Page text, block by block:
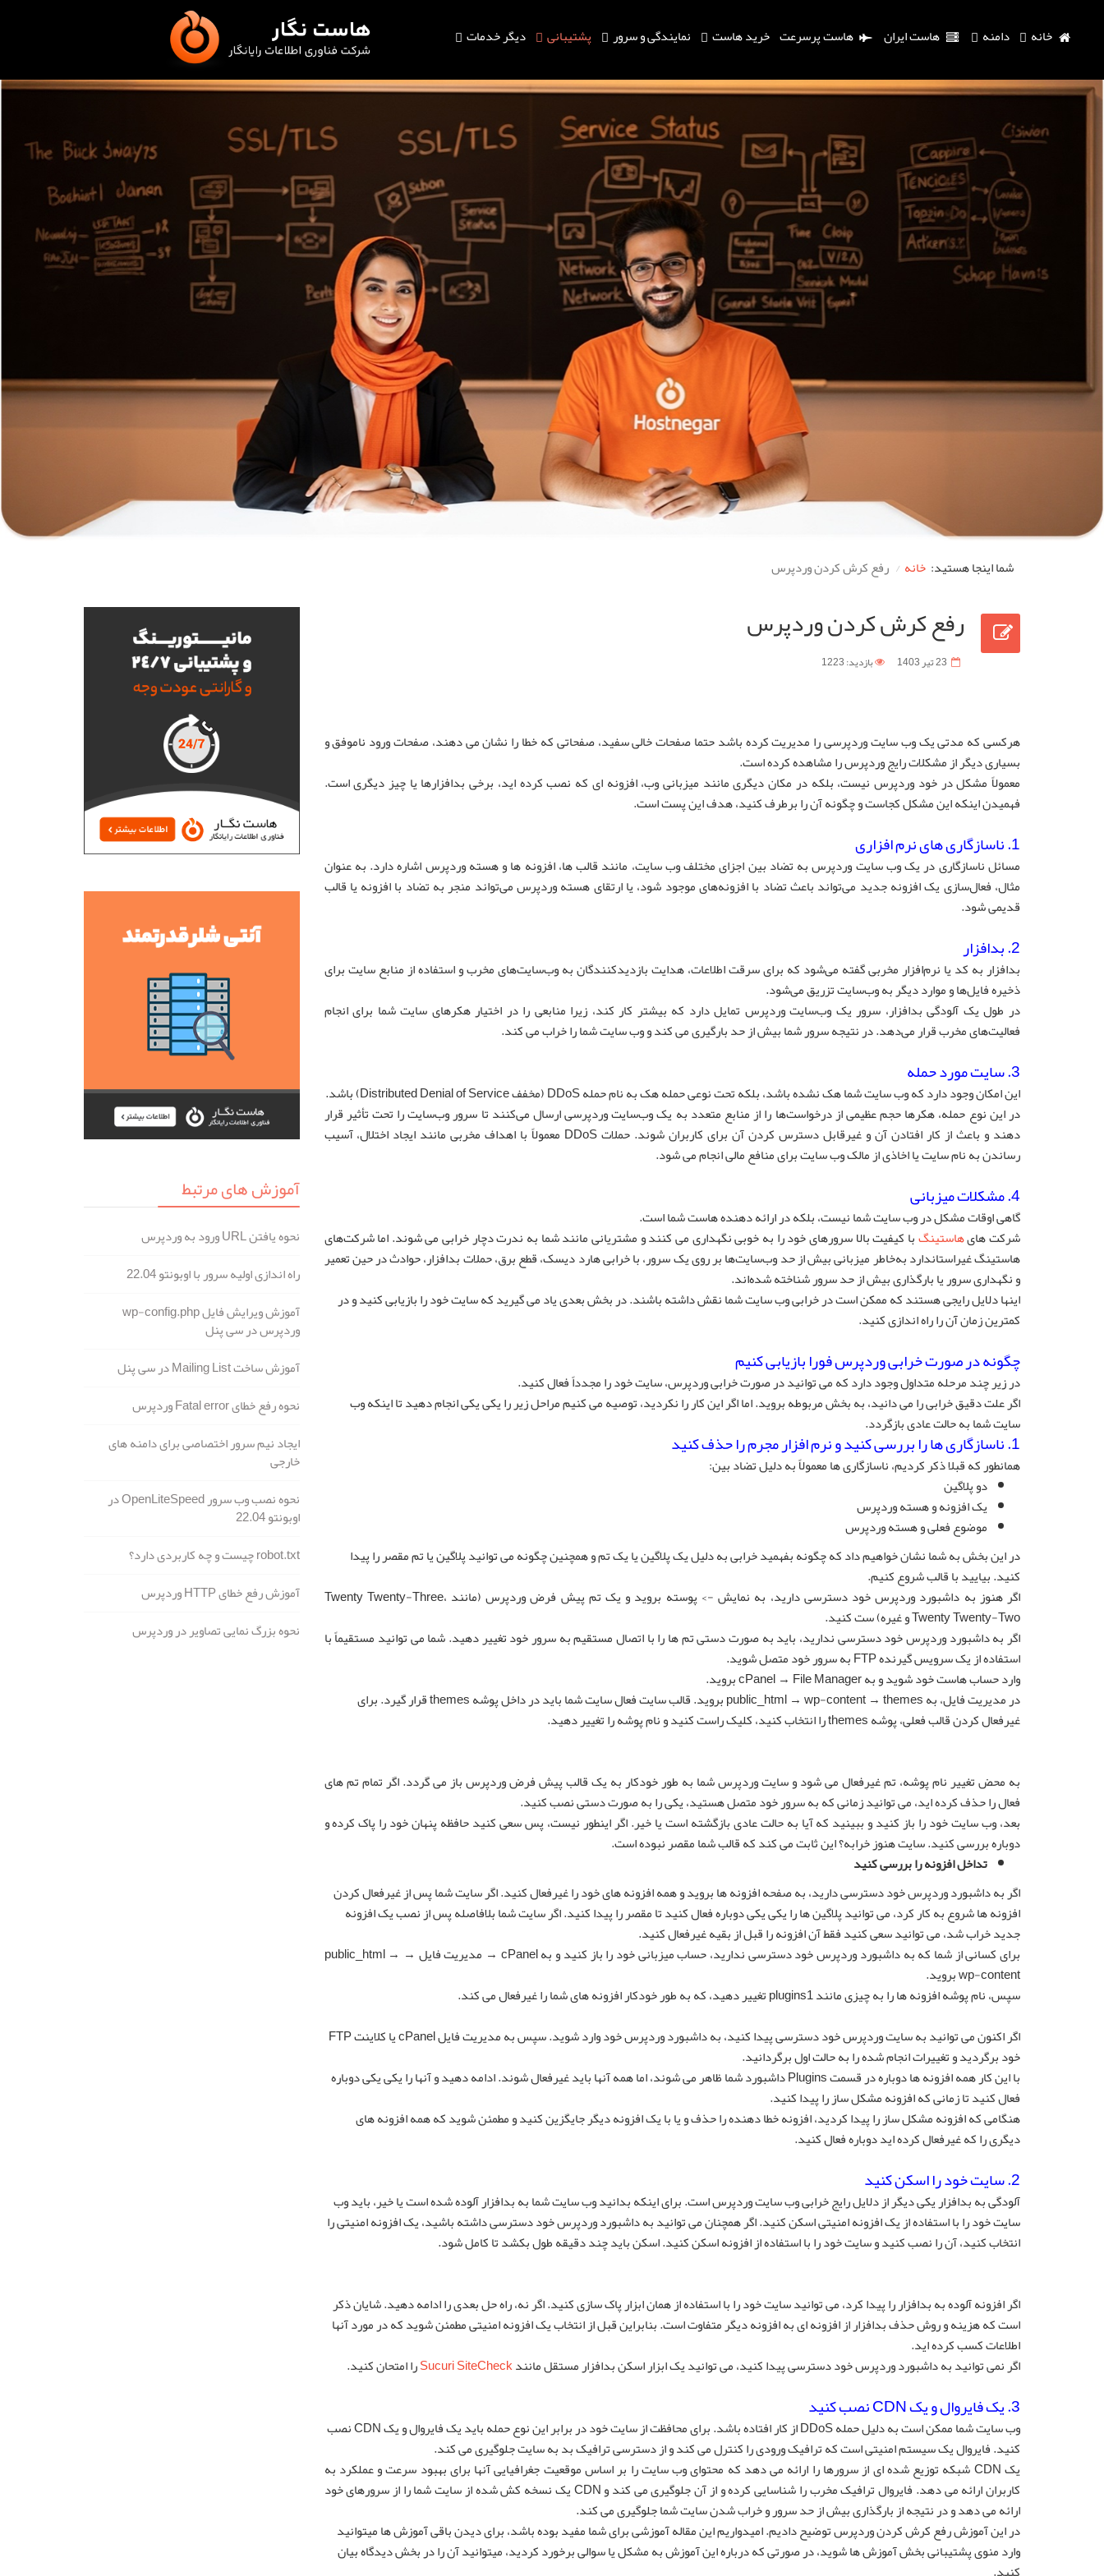
خانه دامنه هاست ایران هاست پرسرعت خرید هاست نمایندگی و سرور پشتیبانی دیگر خدمات
شما اینجا هستید: خانه رفع کرش کردن وردپرس
رفع کرش کردن وردپرس
23 تیر 1403 بازدید: 1223
هرکسی که مدتی یک وب سایت وردپرسی را مدیریت کرده باشد حتما صفحات خالی سفید، صفحاتی که خطا را نشان می دهند، صفحات ورود ناموفق و
بسیاری دیگر از مشکلات رایج وردپرس را مشاهده کرده است.
معمولاً مشکل در خود وردپرس نیست، بلکه در مکان دیگری مانند میزبانی وب، افزونه ای که نصب کرده اید، برخی بدافزارها یا چیز دیگری است.
فهمیدن اینکه این مشکل کجاست و چگونه آن را برطرف کنید، هدف این پست است.
1. ناسازگاری های نرم افزاری
مسائل ناسازگاری در یک وب سایت وردپرس به تضاد بین اجزای مختلف وب سایت، مانند قالب ها، افزونه ها و هسته وردپرس اشاره دارد. به عنوان
مثال، فعال‌سازی یک افزونه جدید می‌تواند باعث تضاد با افزونه‌های موجود شود، یا ارتقای هسته وردپرس می‌تواند منجر به تضاد با افزونه یا قالب
قدیمی شود.
2. بدافزار
بدافزار به کد یا نرم‌افزار مخربی گفته می‌شود که برای سرقت اطلاعات، هدایت بازدیدکنندگان به وب‌سایت‌های مخرب و استفاده از منابع سایت برای
ذخیره فایل‌ها و موارد دیگر به وب‌سایت تزریق می‌شود.
در طول یک آلودگی بدافزار، سرور یک وب‌سایت وردپرس تمایل دارد که بیشتر کار کند، زیرا منابعی را در اختیار هکرهای سایت شما برای انجام
فعالیت‌های مخرب قرار می‌دهد. در نتیجه سرور شما بیش از حد بارگیری می کند و وب سایت شما را خراب می کند.
3. سایت مورد حمله
این امکان وجود دارد که وب سایت شما هک نشده باشد، بلکه تحت نوعی حمله هک به نام حمله DDoS (مخفف Distributed Denial of Service) باشد.
در این نوع حمله، هکرها حجم عظیمی از درخواست‌ها را از منابع متعدد به یک وب‌سایت وردپرسی ارسال می‌کنند تا سرور وب‌سایت را تحت تأثیر قرار
دهند و باعث از کار افتادن آن و غیرقابل دسترس کردن آن برای کاربران شوند. حملات DDoS معمولاً با اهداف مخربی مانند ایجاد اختلال، آسیب
رساندن به نام سایت یا اخاذی از مالک وب سایت برای منافع مالی انجام می شود.
4. مشکلات میزبانی
گاهی اوقات مشکل در وب سایت شما نیست، بلکه در ارائه دهنده هاست شما است.
شرکت هایهاستینگبا کیفیت بالا سرورهای خود را به خوبی نگهداری می کنند و مشتریانی مانند شما به ندرت دچار خرابی می شوند. اما شرکت‌های
هاستینگ غیراستاندارد به‌خاطر میزبانی بیش از حد وب‌سایت‌ها بر روی یک سرور، با خرابی هارد دیسک، قطع برق، حملات بدافزار، حوادث در حین تعمیر
و نگهداری سرور یا بارگذاری بیش از حد سرور شناخته شده‌اند.
اینها دلایل رایجی هستند که ممکن است در خرابی وب سایت شما نقش داشته باشند. در بخش بعدی یاد می گیرید که سایت خود را بازیابی کنید و در
کمترین زمان آن را راه اندازی کنید.
چگونه در صورت خرابی وردپرس فورا بازیابی کنیم
در زیر چند مرحله متداول وجود دارد که می توانید در صورت خرابی وردپرس، سایت خود را مجدداً فعال کنید.
اگر علت دقیق خرابی را می دانید، به بخش مربوطه بروید. اما اگر این کار را نکردید، توصیه می کنیم مراحل زیر را یکی یکی انجام دهید تا اینکه وب
سایت شما به حالت عادی بازگردد.
1. ناسازگاری ها را بررسی کنید و نرم افزار مجرم را حذف کنید
همانطور که قبلا ذکر کردیم، ناسازگاری ها معمولاً به دلیل تضاد بین:
دو پلاگین
یک افزونه و هسته وردپرس
موضوع فعلی و هسته وردپرس
در این بخش به شما نشان خواهیم داد که چگونه بفهمید خرابی به دلیل یک پلاگین یا یک تم و همچنین چگونه می توانید پلاگین یا تم مقصر را پیدا
کنید. بیایید با قالب شروع کنیم.
اگر هنوز به داشبورد وردپرس خود دسترسی دارید، به نمایش -> پوسته بروید و یک تم پیش فرض وردپرس (مانند Twenty Twenty-Three،
Twenty Twenty-Two و غیره) ست کنید.
اگر به داشبورد وردپرس خود دسترسی ندارید، باید به صورت دستی تم ها را با اتصال مستقیم به سرور خود تغییر دهید. شما می توانید مستقیماً با
استفاده از یک سرویس گیرنده FTP به سرور خود متصل شوید.
وارد حساب هاست خود شوید و به cPanel → File Manager بروید.
در مدیریت فایل، به public_html → wp-content → themes بروید. قالب سایت فعال سایت شما باید در داخل پوشه themes قرار گیرد. برای
غیرفعال کردن قالب فعلی، پوشه themes را انتخاب کنید، کلیک راست کنید و نام پوشه را تغییر دهید.
به محض تغییر نام پوشه، تم غیرفعال می شود و سایت وردپرس شما به طور خودکار به یک قالب پیش فرض وردپرس باز می گردد. اگر تمام تم های
فعال را حذف کرده اید، می توانید زمانی که به سرور خود متصل هستید، یکی را به صورت دستی نصب کنید.
بعد، وب سایت خود را باز کنید و ببینید که آیا به حالت عادی بازگشته است یا خیر. اگر اینطور نیست، پس سعی کنید حافظه پنهان خود را پاک کرده و
دوباره بررسی کنید. سایت هنوز خرابه؟ این ثابت می کند که قالب شما مقصر نبوده است.
تداخل افزونه را بررسی کنید
اگر به داشبورد وردپرس خود دسترسی دارید، به صفحه افزونه ها بروید و همه افزونه های خود را غیرفعال کنید. اگر سایت شما پس از غیرفعال کردن
افزونه ها شروع به کار کرد، می توانید پلاگین ها را یکی یکی دوباره فعال کنید تا مقصر را پیدا کنید. اگر سایت شما بلافاصله پس از نصب یک افزونه
جدید خراب شد، می توانید سعی کنید فقط آن افزونه را قبل از بقیه غیرفعال کنید.
برای کسانی از شما که به داشبورد وردپرس خود دسترسی ندارید، حساب میزبانی خود را باز کنید و به cPanel → مدیریت فایل → public_html →
wp-content بروید.
سپس، نام پوشه افزونه ها را به چیزی مانند plugins1 تغییر دهید، که به طور خودکار افزونه های شما را غیرفعال می کند.
اگر اکنون می توانید به سایت وردپرس خود دسترسی پیدا کنید، به داشبورد وردپرس خود وارد شوید. سپس به مدیریت فایل cPanel یا کلاینت FTP
خود برگردید و تغییرات انجام شده را به حالت اول برگردانید.
با این کار همه افزونه ها دوباره در قسمت Plugins داشبورد شما ظاهر می شوند، اما همه آنها باید غیرفعال شوند. ادامه دهید و آنها را یکی یکی دوباره
فعال کنید تا زمانی که افزونه مشکل ساز را پیدا کنید.
هنگامی که افزونه مشکل ساز را پیدا کردید، افزونه خطا دهنده را حذف و یا با یک افزونه دیگر جایگزین کنید و مطمئن شوید که همه افزونه های
دیگری را که غیرفعال کرده اید دوباره فعال کنید.
2. سایت خود را اسکن کنید
آلودگی به بدافزار یکی دیگر از دلایل رایج خرابی وب سایت وردپرس است. برای اینکه بدانید وب سایت شما به بدافزار آلوده شده است یا خیر، باید وب
سایت خود را با استفاده از یک افزونه امنیتی اسکن کنید. اگر همچنان می توانید به داشبورد وردپرس خود دسترسی داشته باشید، یک افزونه امنیتی را
انتخاب کنید، آن را نصب کنید و سایت خود را با استفاده از افزونه اسکن کنید. اسکن باید چند دقیقه طول بکشد تا کامل شود.
اگر افزونه آلوده به بدافزار را پیدا کرد، می توانید سایت خود را با استفاده از همان ابزار پاک سازی کنید. اگر نه، راه حل بعدی را ادامه دهید. شایان ذکر
است که هزینه و روش حذف بدافزار از افزونه ای به افزونه دیگر متفاوت است. بنابراین قبل از انتخاب یک افزونه امنیتی مطمئن شوید که در مورد آنها
اطلاعات کسب کرده اید.
اگر نمی توانید به داشبورد وردپرس خود دسترسی پیدا کنید، می توانید یک ابزار اسکن بدافزار مستقل مانندSucuri SiteCheckرا امتحان کنید.
3. یک فایروال و یک CDN نصب کنید
وب سایت شما ممکن است به دلیل حمله DDoS از کار افتاده باشد. برای محافظت از سایت خود در برابر این نوع حمله باید یک فایروال و یک CDN نصب
کنید. فایروال یک سیستم امنیتی است که ترافیک ورودی را کنترل می کند و از دسترسی ترافیک بد به سایت جلوگیری می کند.
یک CDN شبکه توزیع شده ای از سرورها را ارائه می دهد که محتوای وب سایت را بر اساس موقعیت جغرافیایی آنها برای بهبود سرعت و عملکرد به
کاربران ارائه می دهد. فایروال ترافیک مخرب را شناسایی کرده و از آن جلوگیری می کند و CDN یک نسخه کش شده از سایت شما را از سرورهای خود
ارائه می دهد و در نتیجه از بارگذاری بیش از حد سرور و خراب شدن سایت شما جلوگیری می کند.
در این آموزش رفع کرش کردن وردپرس توضیح دادیم. امیدواریم این مقالهآموزشیبرای شما مفید بوده باشد، برای دیدن باقی آموزش ها میتوانید
وارد منوی پشتیبانی بخش آموزش ها شوید، در صورتی که درباره این آموزش به مشکل یا سوالی برخورد کردید، میتوانید آن را در بخش دیدگاه بیان
آموزش های مرتبط
نحوه یافتن URL ورود به وردپرس
راه اندازی اولیه سرور با اوبونتو 22.04
آموزش ویرایش فایل wp-config.php
وردپرس در سی پنل
آموزش ساخت Mailing List در سی پنل
نحوه رفع خطای Fatal error وردپرس
ایجاد نیم سرور اختصاصی برای دامنه های
خارجی
نحوه نصب وب سرور OpenLiteSpeed در
اوبونتو 22.04
robot.txt چیست و چه کاربردی دارد؟
آموزش رفع خطای HTTP وردپرس
نحوه بزرگ نمایی تصاویر در وردپرس